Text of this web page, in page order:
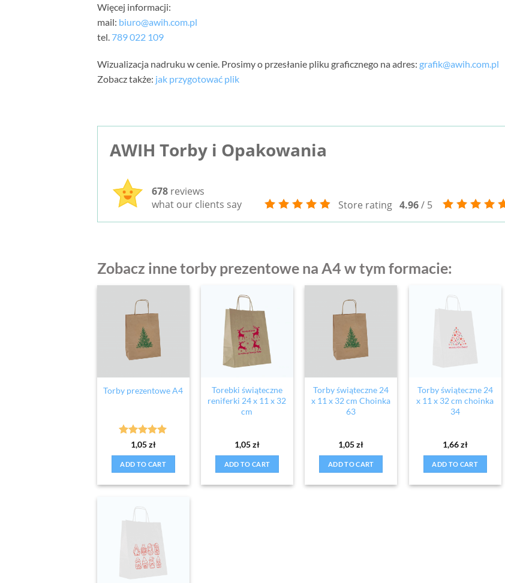
Więcej informacji:
mail: biuro@awih.com.pl
tel. 789 022 109
Wizualizacja nadruku w cenie. Prosimy o przesłanie pliku graficznego na adres: grafik@awih.com.pl
Zobacz także: jak przygotować plik
AWIH Torby i Opakowania
678 reviews
what our clients say
Store rating 4.96/ 5
Zobacz inne torby prezentowe na A4 w tym formacie:
Torby prezentowe A4
Rated5
1,05zł
ADD TO CART
Torebki świąteczne
reniferki 24 x 11 x 32
cm
1,05zł
ADD TO CART
Torby świąteczne 24
x 11 x 32 cm Choinka
63
1,05zł
ADD TO CART
Torby świąteczne 24
x 11 x 32 cm choinka
34
1,66zł
ADD TO CART